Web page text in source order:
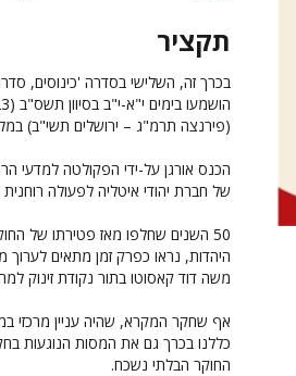
תקציר
בכרך זה, השלישי בסדרה 'כינוסים,
(פירנצה תרמ"ג – ירושלים תשי"ב) במלאות 50 שנה
הכנס אורגן על-ידי הפקולטה למדעי
של חברת יהודי איטליה לפעולה
50 השנים שחלפו מאז פטירתו של
היהדות, נראו כפרק זמן מתאים לערוך
משה דוד קאסוטו בתור נקודת זינוק
אף שחקר המקרא, שהיה עניין מרכזי
כללנו בכרך גם את המסות הנוגעות
החוקר הבלתי נשכח.